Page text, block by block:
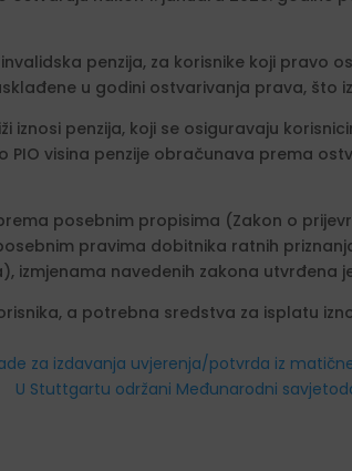
penzija, za korisnike koji pravo
u godini ostvarivanja prava, što
iznosi penzija, koji se osiguravaju
PIO visina penzije obračunava prema
posebnim propisima (Zakon o
pravima dobitnika ratnih
navedenih zakona utvrđena je
a potrebna sredstva za isplatu
za izdavanja uvjerenja/potvrda iz
U Stuttgartu održani Međunarodni